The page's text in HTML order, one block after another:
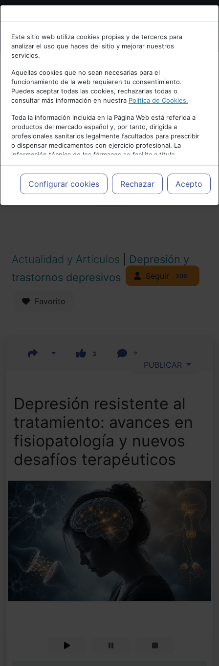
Bienvenid@ a psiquiatria.com
Escribe tu Email
Accede o regístrate con tu email.
Cancelar
Este sitio web utiliza cookies propias y de terceros para
analizar el uso que haces del sitio y mejorar nuestros
servicios.
Aquellas cookies que no sean necesarias para el
funcionamiento de la web requieren tu consentimiento.
Puedes aceptar todas las cookies, rechazarlas todas o
consultar más información en nuestra Política de Cookies.
Toda la información incluida en la Página Web está referida a
productos del mercado español y, por tanto, dirigida a
profesionales sanitarios legalmente facultados para prescribir
o dispensar medicamentos con ejercicio profesional. La
información técnica de los fármacos se facilita a título
meramente informativo, siendo responsabilidad de los
profesionales facultados prescribir medicamentos y decidir, en
cada caso concreto, el tratamiento más adecuado a las
necesidades del paciente.
Configurar cookies Rechazar Acepto
PUBLICIDAD
Actualidad y Artículos
Depresión y
trastornos depresivos
Seguir 208
Favorito
3 2
PUBLICAR
Depresión resistente al
tratamiento: avances en
fisiopatología y nuevos
desafíos terapéuticos